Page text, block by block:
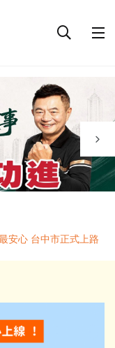
安心 台中市正式上路